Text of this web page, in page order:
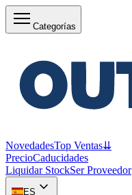
Categorías
NovedadesTop Ventas⇊
PrecioCaducidades
Liquidar StockSer Proveedor
ES